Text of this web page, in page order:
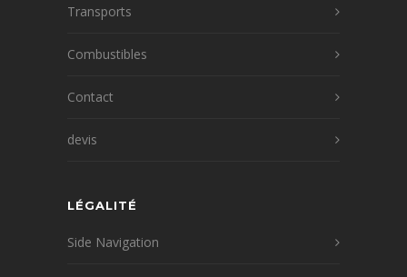
Transports
Combustibles
Contact
devis
LÉGALITÉ
Side Navigation